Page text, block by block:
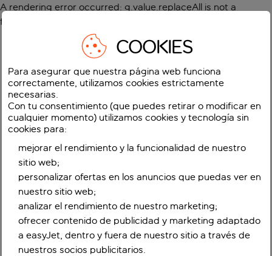
A rendering error occurred: g.value.replaceAll is not a
function
COOKIES
Para asegurar que nuestra página web funciona
correctamente, utilizamos cookies estrictamente
necesarias.
Con tu consentimiento (que puedes retirar o modificar en
cualquier momento) utilizamos cookies y tecnología sin
cookies para:
mejorar el rendimiento y la funcionalidad de nuestro
sitio web;
personalizar ofertas en los anuncios que puedas ver en
nuestro sitio web;
analizar el rendimiento de nuestro marketing;
ofrecer contenido de publicidad y marketing adaptado
a easyJet, dentro y fuera de nuestro sitio a través de
nuestros socios publicitarios.